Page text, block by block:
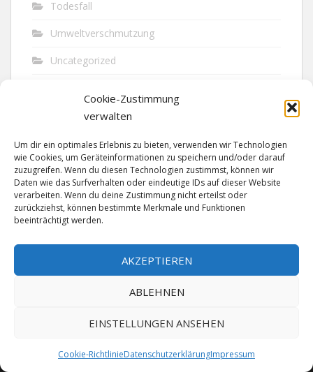
Cookie-Zustimmung
verwalten
Um dir ein optimales Erlebnis zu bieten, verwenden wir Technologien
wie Cookies, um Geräteinformationen zu speichern und/oder darauf
zuzugreifen. Wenn du diesen Technologien zustimmst, können wir
Daten wie das Surfverhalten oder eindeutige IDs auf dieser Website
verarbeiten. Wenn du deine Zustimmung nicht erteilst oder
zurückziehst, können bestimmte Merkmale und Funktionen
beeinträchtigt werden.
AKZEPTIEREN
ABLEHNEN
EINSTELLUNGEN ANSEHEN
Cookie-RichtlinieDatenschutzerklärungImpressum
Todesfall
Umweltverschmutzung
Uncategorized
Vandalismus
Verkehr
Verkehrsunfall
Vermisst
Waffen
MADE SINCE 1999 WITH ♥ BYABELNET| POWERED BYNADV